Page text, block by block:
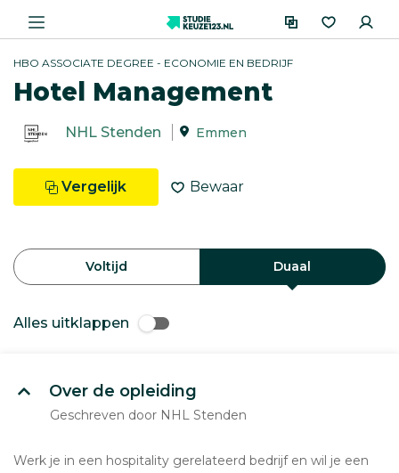
HBO ASSOCIATE DEGREE - ECONOMIE EN BEDRIJF
Hotel Management
NHL Stenden Emmen
Vergelijk Bewaar
Voltijd Duaal
Alles uitklappen
Over de opleiding
Geschreven door NHL Stenden
Werk je in een hospitality gerelateerd bedrijf en wil je een